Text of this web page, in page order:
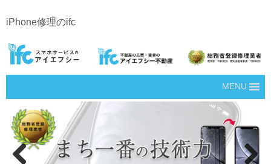
iPhone修理のifc
MENU